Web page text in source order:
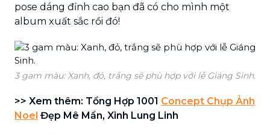
pose dáng đỉnh cao bạn đã có cho mình một
album xuất sắc rồi đó!
3 gam màu: Xanh, đỏ, trắng sẽ phù hợp với lễ Giáng Sinh.
>> Xem thêm: Tổng Hợp 1001 Concept Chụp Ảnh
Noel Đẹp Mê Mẩn, Xinh Lung Linh